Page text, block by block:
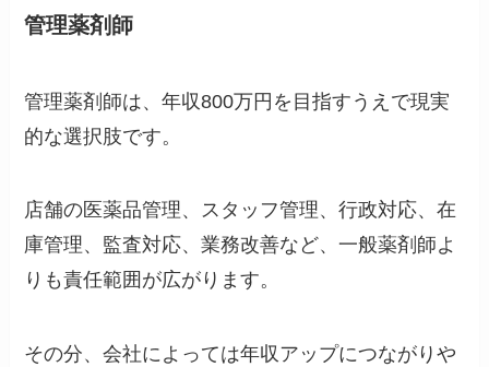
管理薬剤師
管理薬剤師は、年収800万円を目指すうえで現実
的な選択肢です。
店舗の医薬品管理、スタッフ管理、行政対応、在
庫管理、監査対応、業務改善など、一般薬剤師よ
りも責任範囲が広がります。
その分、会社によっては年収アップにつながりや